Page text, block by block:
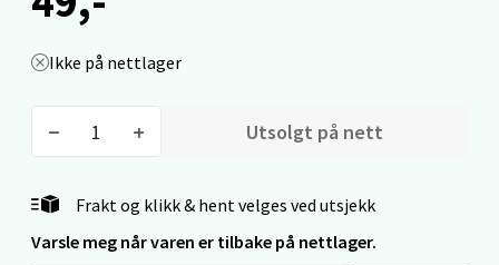
Ikke på nettlager
Utsolgt på nett
Frakt og klikk & hent velges ved utsjekk
Varsle meg når varen er tilbake på nettlager.
Mandal - Alti Mandal
Åpent i dag 10-20
0 i butikk